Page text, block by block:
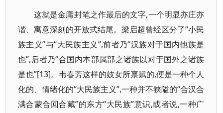
这就是金庸封笔之作最后的文字,一个明显亦庄亦
谐、寓意深刻的开放式结尾。梁启超曾经区分了“小民
族主义”与“大民族主义”,前者乃“汉族对于国内他族是
也”,后者乃“合国内本部属部之诸族以对于国外之诸族
是也”[13]。韦春芳这样的妓女所禀赋的,便是一种个人
化的、情绪化的“大民族主义”,一种并不狭隘的“合汉合
满合蒙合回合藏”的东方“大民族”意识,或者说,一种广